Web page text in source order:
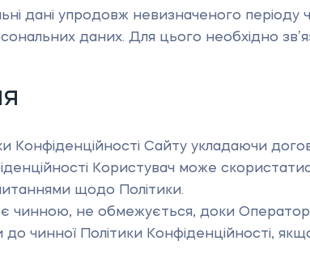
дані упродовж невизначеного періоду
даних. Для цього необхідно
Конфіденційності Сайту укладаючи
Користувач може
щодо Політики.
чинною, не обмежується, доки
чинної Політики Конфіденційності, якщо